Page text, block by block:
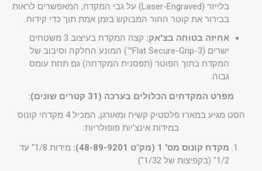
בלייזר (Laser-Engraved) על גבי המקדח, המאפשרים לראות
בבירור את קוטר החור המבוקש בזמן אמת תוך כדי קידוח.
אחיזה בטוחה בצ'אק:
קצה המקדח בעיצוב 3 משטחים
ישרים (3-Flat Secure-Grip™) המונע החלקה וסיבוב של
המקדח בתוך הפוטר (תפסנית המקדחה) גם תחת עומס
גבוה.
מפרט המקדחים הכלולים בערכה (31 קטרים שונים):
הסט מגיע במארז פלסטיק קשיח ומאורגן, המכיל 4 מקדחי קונוס
במידות אינצ'יות פופולריות:
מקדח קונוס מס' 1 (מק"ט 48-89-9201):
מידות 1/8" עד
1/2" (בקפיצות של 1/32").